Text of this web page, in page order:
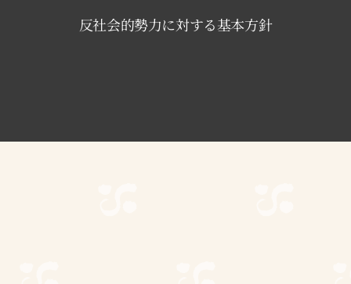
反社会的勢力に対する基本方針